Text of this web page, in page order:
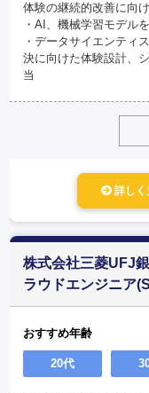
体験の継続的改善に向
・AI、機械学習モデル
・データサイエンティ
決に向けた体験設計、
当
詳しく
株式会社三菱UFJ
ラウドエンジニア
おすすめ年齢
20代